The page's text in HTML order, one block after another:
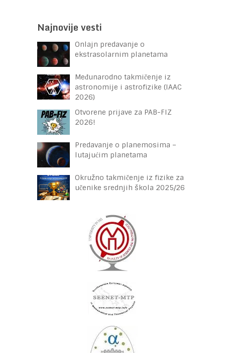
Najnovije vesti
Onlajn predavanje o
ekstrasolarnim planetama
Međunarodno takmičenje iz
astronomije i astrofizike (IAAC
2026)
Otvorene prijave za PAB-FIZ
2026!
Predavanje o planemosima –
lutajućim planetama
Okružno takmičenje iz fizike za
učenike srednjih škola 2025/26